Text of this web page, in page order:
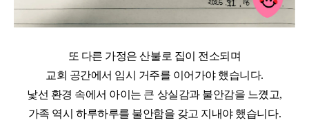
또 다른 가정은 산불로 집이 전소되며
교회 공간에서 임시 거주를 이어가야 했습니다.
낯선 환경 속에서 아이는 큰 상실감과 불안감을 느꼈고,
가족 역시 하루하루를 불안함을 갖고 지내야 했습니다.